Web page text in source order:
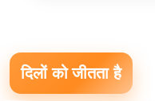
दिलों को जीतता है